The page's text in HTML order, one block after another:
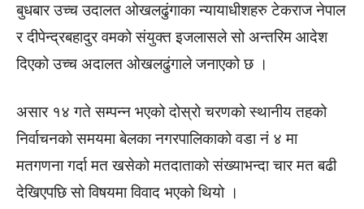
बुधबार उच्च उदालत ओखलढुंगाका न्यायाधीशहरु टेकराज नेपाल
र दीपेन्द्रबहादुर वमको संयुक्त इजलासले सो अन्तरिम आदेश
दिएको उच्च अदालत ओखलढुंगाले जनाएको छ ।
असार १४ गते सम्पन्न भएको दोस्रो चरणको स्थानीय तहको
निर्वाचनको समयमा बेलका नगरपालिकाको वडा नं ४ मा
मतगणना गर्दा मत खसेको मतदाताको संख्याभन्दा चार मत बढी
देखिएपछि सो विषयमा विवाद भएको थियो ।